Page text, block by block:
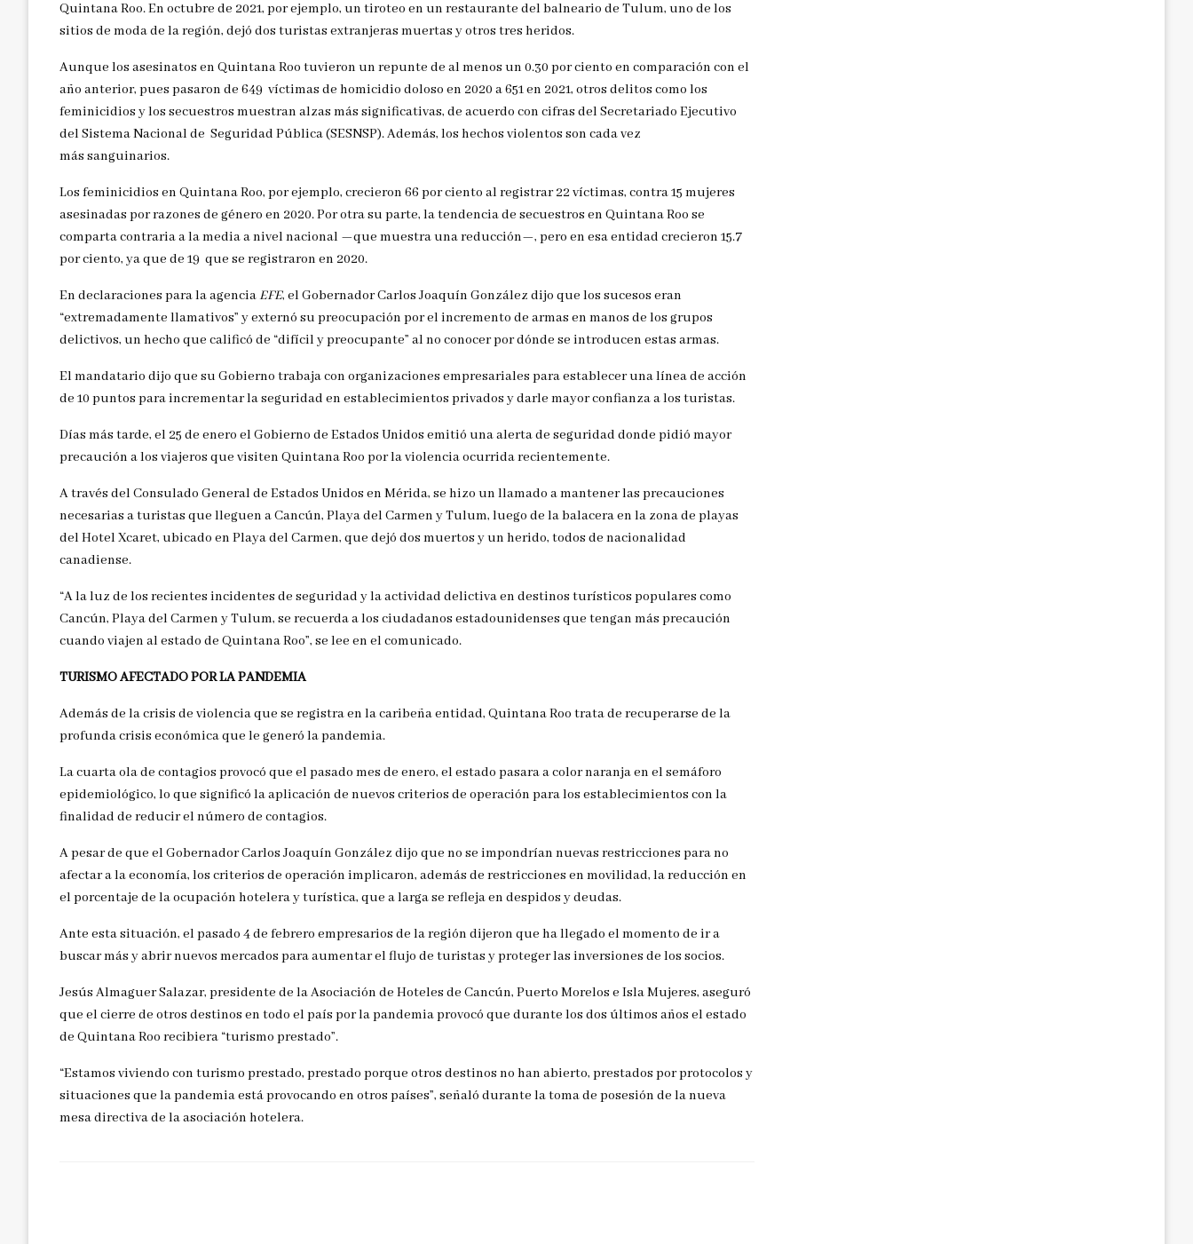
Quintana Roo. En octubre de 2021, por ejemplo, un tiroteo en un restaurante del balneario de Tulum, uno de los
sitios de moda de la región, dejó dos turistas extranjeras muertas y otros tres heridos.
Aunque los asesinatos en Quintana Roo tuvieron un repunte de al menos un 0.30 por ciento en comparación con el
año anterior, pues pasaron de 649 víctimas de homicidio doloso en 2020 a 651 en 2021, otros delitos como los
feminicidios y los secuestros muestran alzas más significativas, de acuerdo con cifras del Secretariado Ejecutivo
del Sistema Nacional de Seguridad Pública (SESNSP). Además, los hechos violentos son cada vez
más sanguinarios.
Los feminicidios en Quintana Roo, por ejemplo, crecieron 66 por ciento al registrar 22 víctimas, contra 15 mujeres
asesinadas por razones de género en 2020. Por otra su parte, la tendencia de secuestros en Quintana Roo se
comparta contraria a la media a nivel nacional —que muestra unareducción—, pero en esa entidad crecieron 15.7
por ciento, ya que de 19 que se registraron en 2020.
En declaraciones para la agenciaEFE, el Gobernador Carlos Joaquín González dijo que los sucesos eran
“extremadamente llamativos” y externó su preocupación por el incremento de armas en manos de los grupos
delictivos, un hecho que calificó de “difícil y preocupante” al no conocer por dónde se introducen estas armas.
El mandatario dijo que su Gobierno trabaja con organizaciones empresariales para establecer una línea de acción
de 10 puntos para incrementar la seguridad en establecimientos privados y darle mayor confianza a los turistas.
Días más tarde, el 25 de enero el Gobierno de Estados Unidos emitió una alerta de seguridad donde pidió mayor
precaución a los viajeros que visiten Quintana Roo por la violencia ocurrida recientemente.
A través del Consulado General de Estados Unidos en Mérida, se hizo un llamado a mantener las precauciones
necesarias a turistas que lleguen a Cancún, Playa del Carmen y Tulum, luego de la balacera en la zona de playas
del Hotel Xcaret, ubicado en Playa del Carmen, que dejó dos muertos y un herido, todos de nacionalidad
canadiense.
“A la luz de los recientes incidentes de seguridad y la actividad delictiva en destinos turísticos populares como
Cancún, Playa del Carmen y Tulum, se recuerda a los ciudadanos estadounidenses que tengan más precaución
cuando viajen al estado de Quintana Roo”, se lee en el comunicado.
TURISMO AFECTADO POR LA PANDEMIA
Además de la crisis de violencia que se registra en la caribeña entidad, Quintana Roo trata de recuperarse de la
profunda crisis económica que le generó la pandemia.
La cuarta ola de contagios provocó que el pasado mes de enero, el estado pasara a color naranja en el semáforo
epidemiológico, lo que significó la aplicación de nuevos criterios de operación para los establecimientos con la
finalidad de reducir el número de contagios.
A pesar de que el Gobernador Carlos Joaquín González dijo que no se impondrían nuevas restricciones para no
afectar a la economía, los criterios de operación implicaron, además de restricciones en movilidad, la reducción en
el porcentaje de la ocupación hotelera y turística, que a larga se refleja en despidos y deudas.
Ante esta situación, el pasado 4 de febrero empresarios de la región dijeron que ha llegado el momento de ir a
buscar más y abrir nuevos mercados para aumentar el flujo de turistas y proteger las inversiones de los socios.
Jesús Almaguer Salazar, presidente de la Asociación de Hoteles de Cancún, Puerto Morelos e Isla Mujeres, aseguró
que el cierre de otros destinos en todo el país por la pandemia provocó que durante los dos últimos años el estado
de Quintana Roo recibiera “turismo prestado”.
“Estamos viviendo con turismo prestado, prestado porque otros destinos no han abierto, prestados por protocolos y
situaciones que la pandemia está provocando en otros países”, señaló durante la toma de posesión de la nueva
mesa directiva de la asociación hotelera.